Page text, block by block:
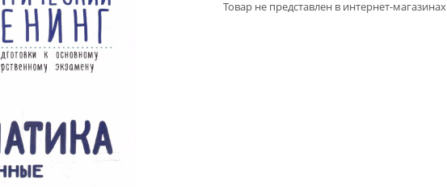
Товар не представлен в интернет-магазинах